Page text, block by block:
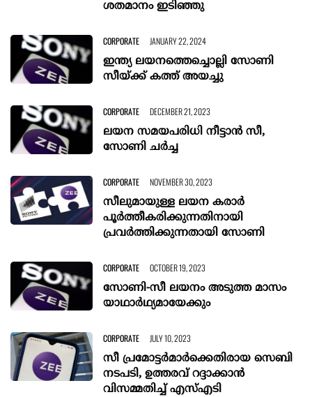
ശതമാനം ഇടിഞ്ഞു
CORPORATE JANUARY 22, 2024
ഇന്ത്യ ലയനത്തെച്ചൊല്ലി സോണി
സീയ്ക്ക് കത്ത് അയച്ചു
CORPORATE DECEMBER 21, 2023
ലയന സമയപരിധി നീട്ടാൻ സീ,
സോണി ചർച്ച
CORPORATE NOVEMBER 30, 2023
സീലുമായുള്ള ലയന കരാർ
പൂർത്തീകരിക്കുന്നതിനായി
പ്രവർത്തിക്കുന്നതായി സോണി
CORPORATE OCTOBER 19, 2023
സോണി-സീ ലയനം അടുത്ത മാസം
യാഥാർഥ്യമായേക്കും
CORPORATE JULY 10, 2023
സീ പ്രമോട്ടര്‍മാര്‍ക്കെതിരായ സെബി
നടപടി, ഉത്തരവ് റദ്ദാക്കാന്‍
വിസമ്മതിച്ച് എസ്എടി